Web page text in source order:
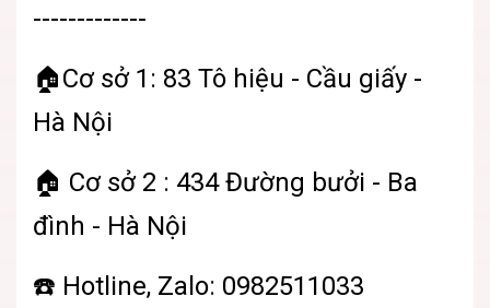
-------------
🏠Cơ sở 1: 83 Tô hiệu - Cầu giấy -
Hà Nội
🏠 Cơ sở 2 : 434 Đường bưởi - Ba
đình - Hà Nội
☎️ Hotline, Zalo: 0982511033